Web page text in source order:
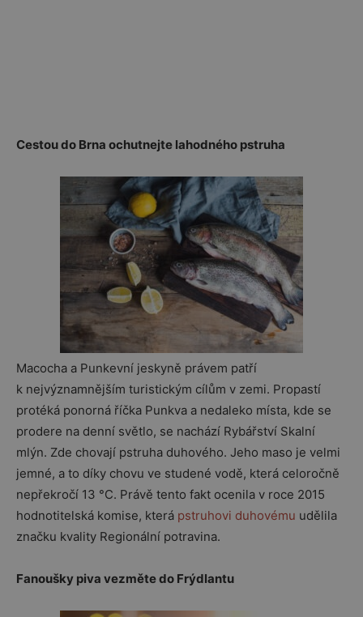
Cestou do Brna ochutnejte lahodného pstruha
Macocha a Punkevní jeskyně právem patří
k nejvýznamnějším turistickým cílům v zemi. Propastí
protéká ponorná říčka Punkva a nedaleko místa, kde se
prodere na denní světlo, se nachází Rybářství Skalní
mlýn. Zde chovají pstruha duhového. Jeho maso je velmi
jemné, a to díky chovu ve studené vodě, která celoročně
nepřekročí 13 °C. Právě tento fakt ocenila v roce 2015
hodnotitelská komise, která pstruhovi duhovému udělila
značku kvality Regionální potravina.
Fanoušky piva vezměte do Frýdlantu